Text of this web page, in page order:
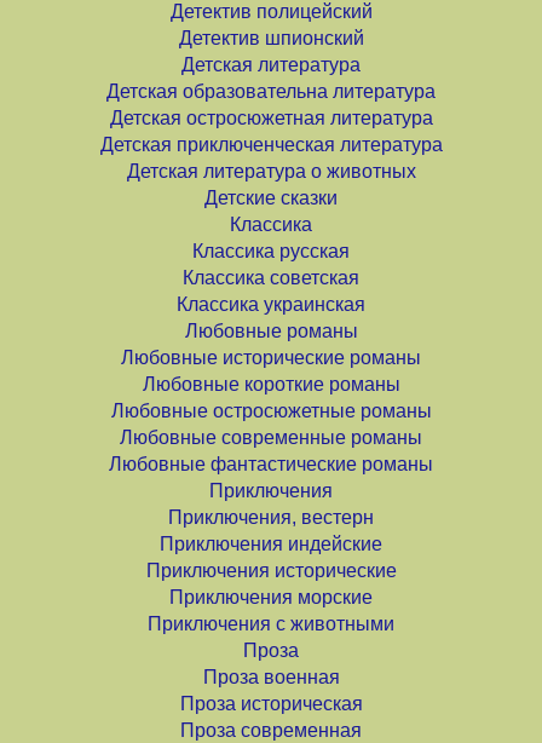
Детектив полицейский
Детектив шпионский
Детская литература
Детская образовательна литература
Детская остросюжетная литература
Детская приключенческая литература
Детская литература о животных
Детские сказки
Классика
Классика русская
Классика советская
Классика украинская
Любовные романы
Любовные исторические романы
Любовные короткие романы
Любовные остросюжетные романы
Любовные современные романы
Любовные фантастические романы
Приключения
Приключения, вестерн
Приключения индейские
Приключения исторические
Приключения морские
Приключения с животными
Проза
Проза военная
Проза историческая
Проза современная